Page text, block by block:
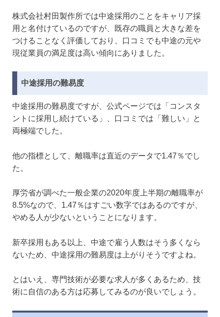
株式会社村田製作所では中途採用のことをキャリア採
用と名付けているのですが、既存の職員と大きな差を
つけることなく評価しており、口コミでも中途の元や
現従業員の満足度は高い傾向にありました。
中途採用の難易度
中途採用の難易度ですが、公式ページでは「コンスタ
ントに採用し続けている」、口コミでは「難しい」と
両極端でした。
他の指標として、離職率は直近のデータで1.47％でし
た。
厚労省が調べた一般企業の2020年度上半期の離職率が
8.5%なので、1.47％はすごい数字ではあるのですが、
やめる人が少ないということになります。
新卒採用もある以上、中途で雇う人数はそう多くなら
ないため、中途採用の難易度は上がりそうですよね。
とはいえ、専門技術が必要な求人が多くあるため、技
術に自信のある方は応募してみるのが良いでしょう。